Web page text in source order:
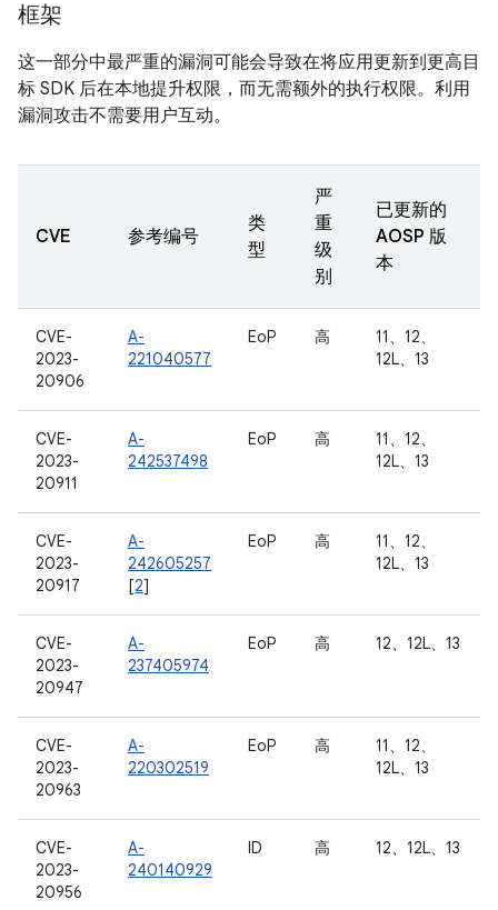
框架
这一部分中最严重的漏洞可能会导致在将应用更新到更高目
标 SDK 后在本地提升权限，而无需额外的执行权限。利用
漏洞攻击不需要用户互动。
CVE 参考编号
类
型
严
重
级
别
已更新的
AOSP 版
本
CVE-
2023-
20906
A-
221040577
EoP 高
11、12、
12L、13
CVE-
2023-
20911
A-
242537498
EoP 高
11、12、
12L、13
CVE-
2023-
20917
A-
242605257
[2]
EoP 高
11、12、
12L、13
CVE-
2023-
20947
A-
237405974
EoP 高 12、12L、13
CVE-
2023-
20963
A-
220302519
EoP 高
11、12、
12L、13
CVE-
2023-
20956
A-
240140929
ID 高 12、12L、13